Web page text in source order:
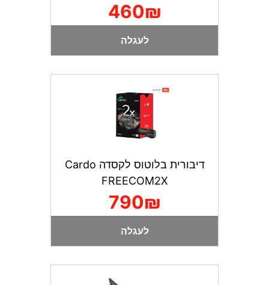
460₪
לעגלה
דיבורית בלוטוס לקסדה Cardo
FREECOM2X
790₪
לעגלה